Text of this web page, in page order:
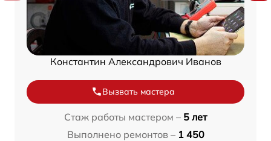
Константин Александрович Иванов
Вызвать мастера
Стаж работы мастером – 5 лет
Выполнено ремонтов – 1 450